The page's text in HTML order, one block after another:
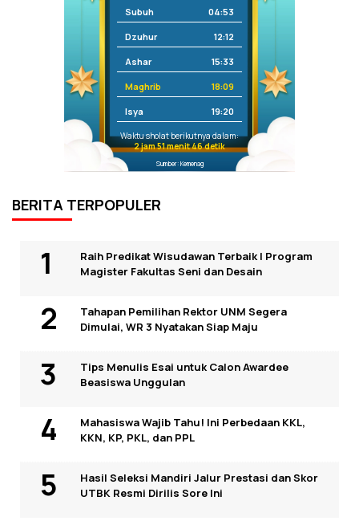
Subuh 04:53
Dzuhur 12:12
Ashar 15:33
Maghrib 18:09
Isya 19:20
Waktu sholat berikutnya dalam:
2 jam 51 menit 46 detik
Sumber: Kemenag
BERITA TERPOPULER
Raih Predikat Wisudawan Terbaik I Program
Magister Fakultas Seni dan Desain
Tahapan Pemilihan Rektor UNM Segera
Dimulai, WR 3 Nyatakan Siap Maju
Tips Menulis Esai untuk Calon Awardee
Beasiswa Unggulan
Mahasiswa Wajib Tahu! Ini Perbedaan KKL,
KKN, KP, PKL, dan PPL
Hasil Seleksi Mandiri Jalur Prestasi dan Skor
UTBK Resmi Dirilis Sore Ini